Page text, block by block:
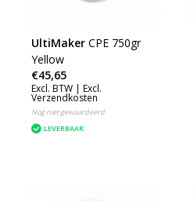
UltiMaker CPE 750gr
Yellow
€45,65
Excl. BTW | Excl.
Verzendkosten
Nog niet gewaardeerd
LEVERBAAR